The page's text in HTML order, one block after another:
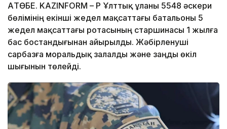
АҚТӨБЕ. KAZINFORM – ҚР Ұлттық ұланы 5548 әскери
бөлімінің екінші жедел мақсаттағы батальоны 5
жедел мақсаттағы ротасының старшинасы 1 жылға
бас бостандығынан айырылды. Жәбірленуші
сарбазға моральдық залалды және заңды өкіл
шығынын төлейді.